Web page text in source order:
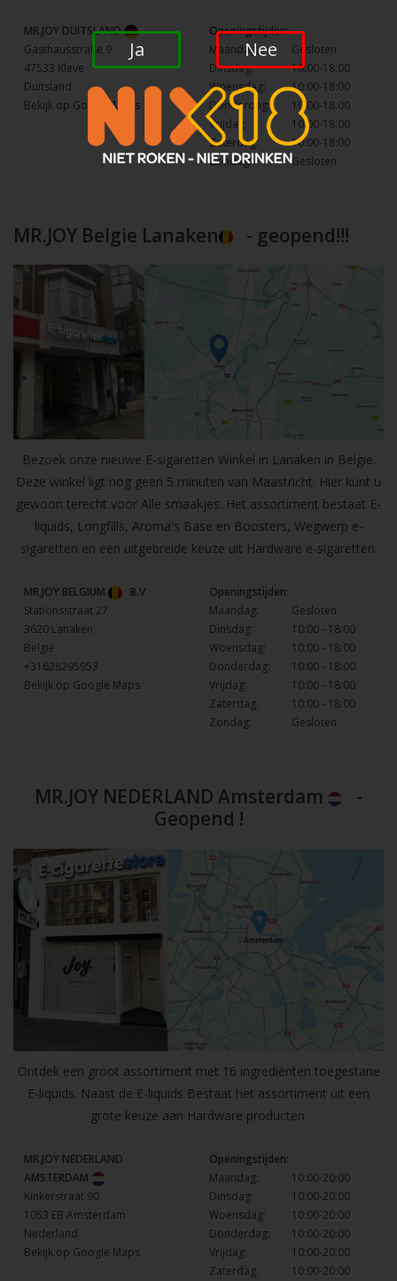
MR.JOY DUITSLAND
Gasthausstraße 9
47533 Kleve
Duitsland
Bekijk op Google Maps
Openingstijden:
Maandag:
Gesloten
Dinsdag:
10:00-18:00
Woensdag:
10:00-18:00
Donderdag:
10:00-18:00
Vrijdag:
10:00-18:00
Zaterdag:
10:00-18:00
Zondag:
Gesloten
MR.JOY Belgie Lanaken - geopend!!!
Bezoek onze nieuwe E-sigaretten Winkel in Lanaken in Belgie.
Deze winkel ligt nog geen 5 minuten van Maastricht. Hier kunt u
gewoon terecht voor Alle smaakjes. Het assortiment bestaat E-
liquids, Longfills, Aroma's Base en Boosters, Wegwerp e-
sigaretten en een uitgebreide keuze uit Hardware e-sigaretten.
MR.JOY BELGIUM
B.V
Stationsstraat 27
3620 Lanaken
België
+31628295953
Bekijk op Google Maps
Openingstijden:
Maandag:
Gesloten
Dinsdag:
10:00 - 18:00
Woensdag:
10:00 - 18:00
Donderdag:
10:00 - 18:00
Vrijdag:
10:00 - 18:00
Zaterdag:
10:00 - 18:00
Zondag:
Gesloten
MR.JOY NEDERLAND Amsterdam
-
Geopend !
Ontdek een groot assortiment met 16 ingrediënten toegestane
E-liquids. Naast de E-liquids Bestaat het assortiment uit een
grote keuze aan Hardware producten.
MR.JOY NEDERLAND
AMSTERDAM
Kinkerstraat 90
1053 EB Amsterdam
Nederland
Bekijk op Google Maps
Openingstijden:
Maandag:
10:00-20:00
Dinsdag:
10:00-20:00
Woensdag:
10:00-20:00
Donderdag:
10:00-20:00
Vrijdag:
10:00-20:00
Zaterdag:
10:00-20:00
Ja Nee